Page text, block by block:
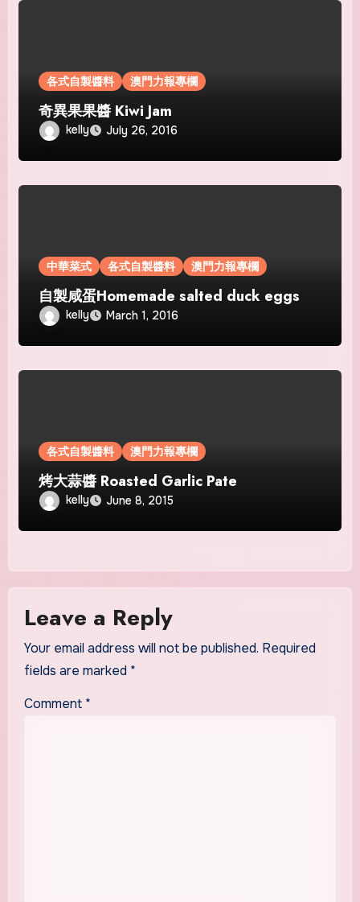
各式自製醬料 澳門力報專欄
奇異果果醬 Kiwi Jam
kelly July 26, 2016
中華菜式 各式自製醬料 澳門力報專欄
自製咸蛋Homemade salted duck eggs
kelly March 1, 2016
各式自製醬料 澳門力報專欄
烤大蒜醬 Roasted Garlic Pate
kelly June 8, 2015
Leave a Reply
Your email address will not be published. Required
fields are marked *
Comment *